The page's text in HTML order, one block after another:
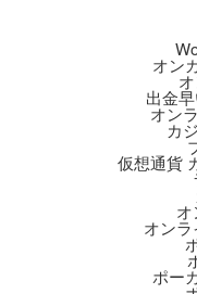
オン
出金
オン
カ
仮想通貨
オン
ポー